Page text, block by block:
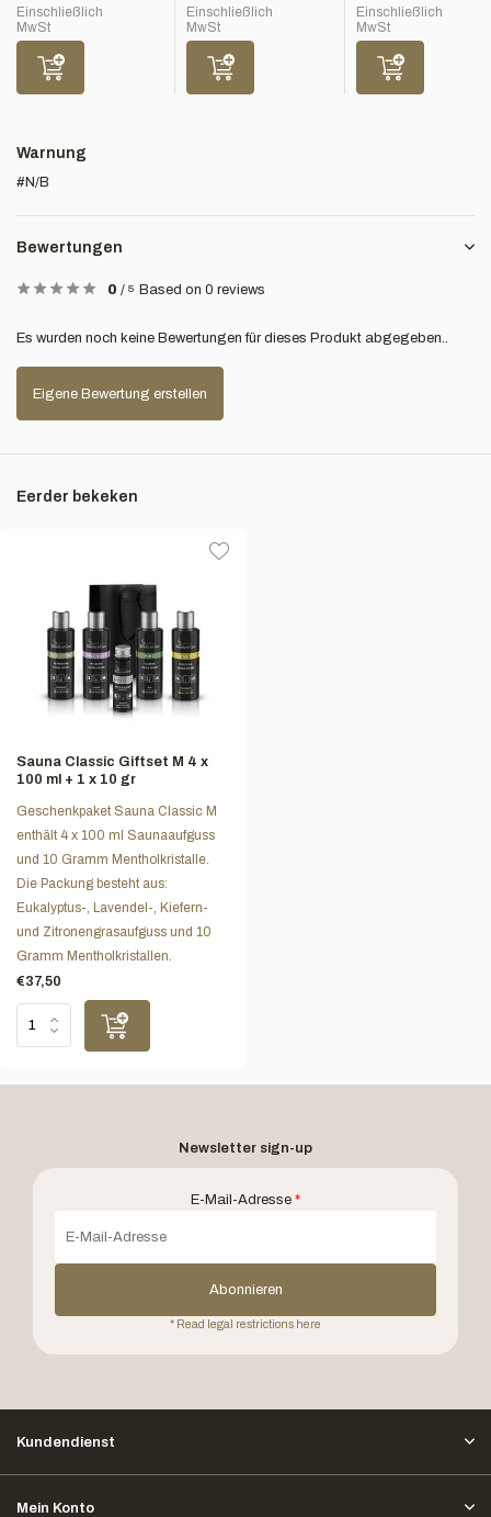
Einschließlich
MwSt
Einschließlich
MwSt
Einschließlich
MwSt
Warnung
#N/B
Bewertungen
0 / 5 Based on 0 reviews
Es wurden noch keine Bewertungen für dieses Produkt abgegeben..
Eigene Bewertung erstellen
Eerder bekeken
Sauna Classic Giftset M 4 x
100 ml + 1 x 10 gr
Geschenkpaket Sauna Classic M
enthält 4 x 100 ml Saunaaufguss
und 10 Gramm Mentholkristalle.
Die Packung besteht aus:
Eukalyptus-, Lavendel-, Kiefern-
und Zitronengrasaufguss und 10
Gramm Mentholkristallen.
€37,50
Newsletter sign-up
E-Mail-Adresse *
Abonnieren
* Read legal restrictions here
Kundendienst
Mein Konto